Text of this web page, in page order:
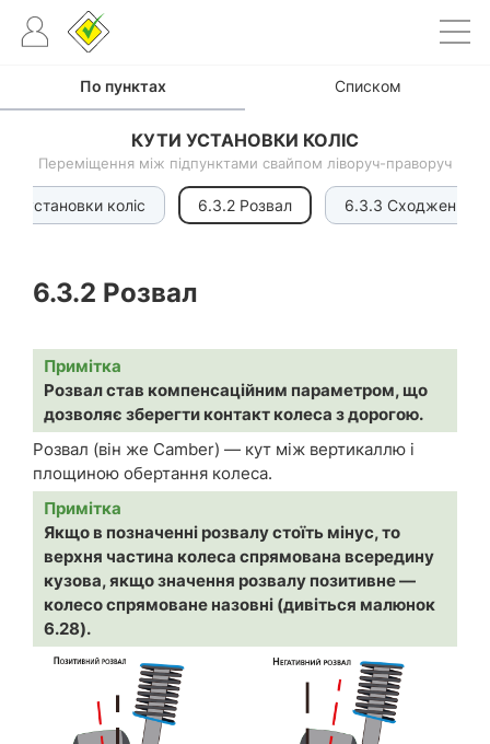
По пунктах Списком
КУТИ УСТАНОВКИ КОЛІС
Переміщення між підпунктами свайпом ліворуч-праворуч
установки коліс 6.3.2 Розвал 6.3.3 Сходження
6.3.2 Розвал
Примітка
Розвал став компенсаційним параметром, що
дозволяє зберегти контакт колеса з дорогою.
Розвал (він же Camber) — кут між вертикаллю і
площиною обертання колеса.
Примітка
Якщо в позначенні розвалу стоїть мінус, то
верхня частина колеса спрямована всередину
кузова, якщо значення розвалу позитивне —
колесо спрямоване назовні (дивіться малюнок
6.28).